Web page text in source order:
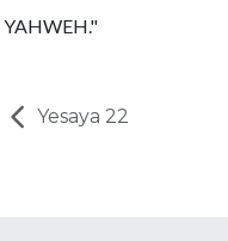
YAHWEH."
Yesaya 22